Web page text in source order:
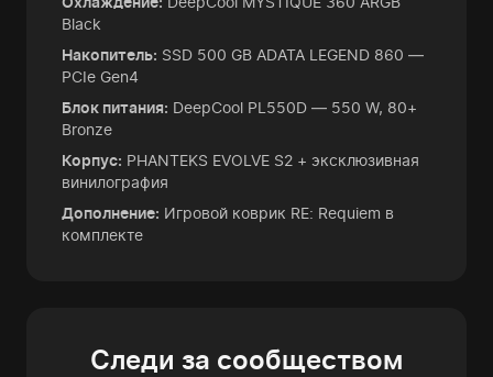
Black
Накопитель: SSD 500 GB ADATA LEGEND 860 —
PCIe Gen4
Блок питания: DeepCool PL550D — 550 W, 80+
Bronze
Корпус: PHANTEKS EVOLVE S2 + эксклюзивная
винилография
Дополнение: Игровой коврик RE: Requiem в
комплекте
Следи за сообществом